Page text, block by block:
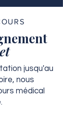
jusqu'au
nous
médical